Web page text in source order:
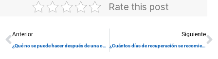
Rate this post
Prev
Anterior
¿Qué no se puede hacer después de una operación de glaucoma?
Siguiente
¿Cuántos días de recuperación se recomiendan por cirugía de estrabismo?